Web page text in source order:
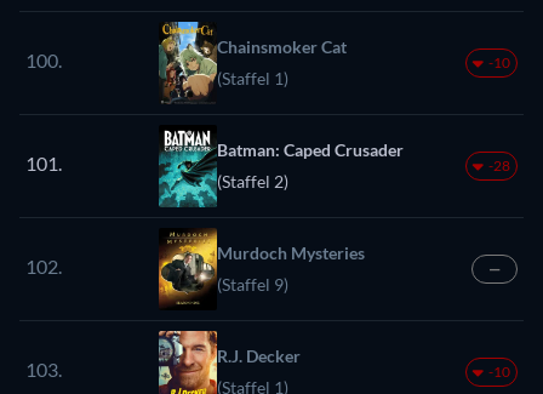
100.
Chainsmoker Cat
(Staffel 1)
-10
101.
Batman: Caped Crusader
(Staffel 2)
-28
102.
Murdoch Mysteries
(Staffel 9)
—
103.
R.J. Decker
(Staffel 1)
-10